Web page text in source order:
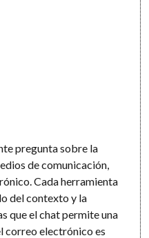
pregunta sobre la
de comunicación,
Cada herramienta
del contexto y la
que el chat permite una
correo electrónico es